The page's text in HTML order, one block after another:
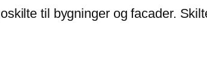
til bygninger og facader.